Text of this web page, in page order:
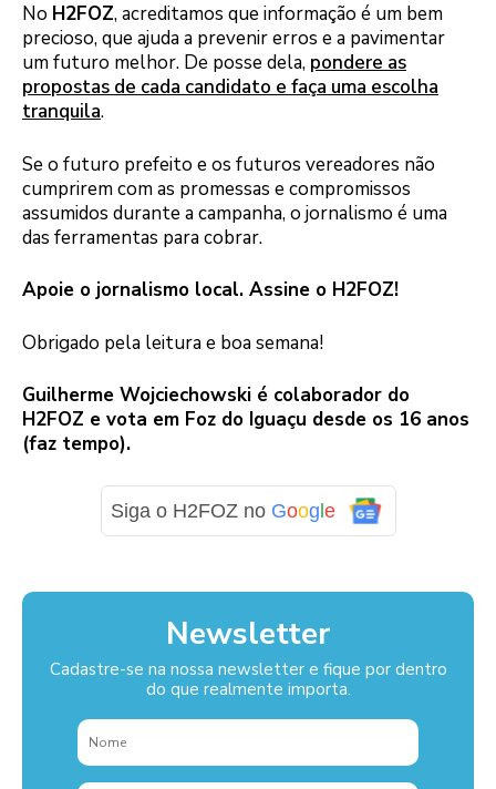
No H2FOZ, acreditamos que informação é um bem
precioso, que ajuda a prevenir erros e a pavimentar
um futuro melhor. De posse dela, pondere as
propostas de cada candidato e faça uma escolha
tranquila.
Se o futuro prefeito e os futuros vereadores não
cumprirem com as promessas e compromissos
assumidos durante a campanha, o jornalismo é uma
das ferramentas para cobrar.
Apoie o jornalismo local. Assine o H2FOZ!
Obrigado pela leitura e boa semana!
Guilherme Wojciechowski é colaborador do
H2FOZ e vota em Foz do Iguaçu desde os 16 anos
(faz tempo).
Siga o H2FOZ no Google
Newsletter
Cadastre-se na nossa newsletter e fique por dentro
do que realmente importa.